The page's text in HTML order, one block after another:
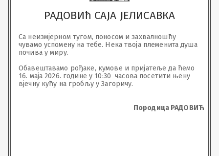
РАДОВИћ САЈА ЈЕЛИСАВКА
Са неизмјерном тугом, поносом и захвалношћу
чувамо успомену на тебе. Нека твоја племенита душа
почива у миру.
Обавештавамо рођаке, кумове и пријатеље да ћемо
16. маја 2026. године у 10:30  часова посетити њену
вјечну кућу на гробљу у Загоричу.
Породица РАДОВИЋ